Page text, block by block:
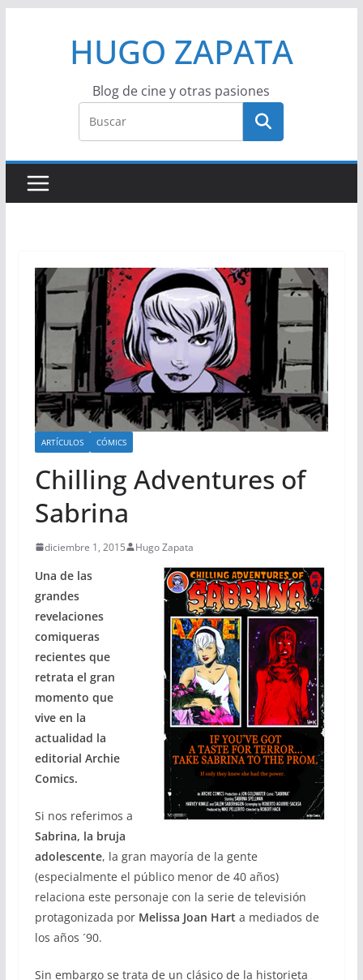
HUGO ZAPATA
Blog de cine y otras pasiones
ARTÍCULOS CÓMICS
Chilling Adventures of
Sabrina
diciembre 1, 2015 Hugo Zapata
Una de las
grandes
revelaciones
comiqueras
recientes que
retrata el gran
momento que
vive en la
actualidad la
editorial Archie
Comics.
Si nos referimos a
Sabrina, la bruja
adolescente, la gran mayoría de la gente
(especialmente el público menor de 40 años)
relaciona este personaje con la serie de televisión
protagonizada por Melissa Joan Hart a mediados de
los años ´90.
Sin embargo se trata de un clásico de la historieta